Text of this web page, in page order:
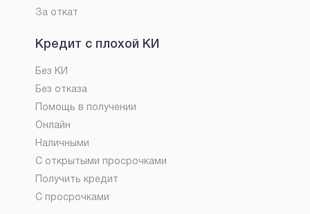
За откат
Кредит с плохой КИ
Без КИ
Без отказа
Помощь в получении
Онлайн
Наличными
С открытыми просрочками
Получить кредит
С просрочками